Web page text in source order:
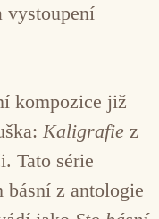
vystoupení
kompozice již
Kaligrafie z
Tato série
básní z antologie